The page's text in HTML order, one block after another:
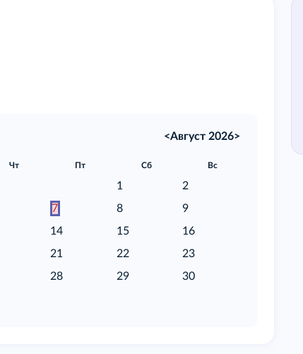
<Август 2026>
Чт Пт Сб Вс
1
2
7 8
9
14 15
16
21 22
23
28 29
30